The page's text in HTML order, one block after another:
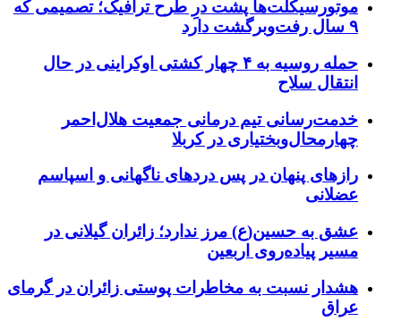
موتورسیکلت‌ها پشت درِ طرح ترافیک؛ تصمیمی که
۹ سال رفت‌وبرگشت دارد
حمله روسیه به ۴ چهار کشتی اوکراینی در حال
انتقال سلاح
خدمت‌رسانی تیم درمانی جمعیت هلال‌احمر
چهارمحال‌وبختیاری در کربلا
رازهای پنهان در پس دردهای ناگهانی و اسپاسم
عضلانی
عشق به حسین(ع) مرز ندارد؛ زائران گیلانی در
مسیر پیاده‌روی اربعین
هشدار نسبت به مخاطرات پوستی زائران در گرمای
عراق